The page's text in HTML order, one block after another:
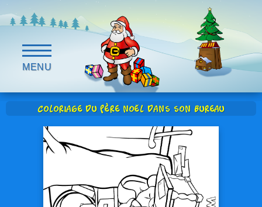
MENU
Coloriage du Père Noël dans son bureau